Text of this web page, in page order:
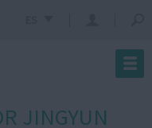
JINGYUN